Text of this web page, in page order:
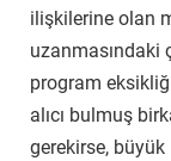
ilişkilerine olan
uzanmasındaki
program
alıcı bulmuş
gerekirse, büyük